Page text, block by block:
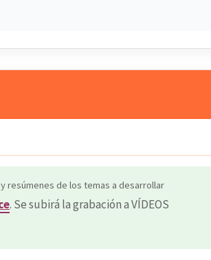
resúmenes de los temas a desarrollar
. Se subirá la grabación a VÍDEOS